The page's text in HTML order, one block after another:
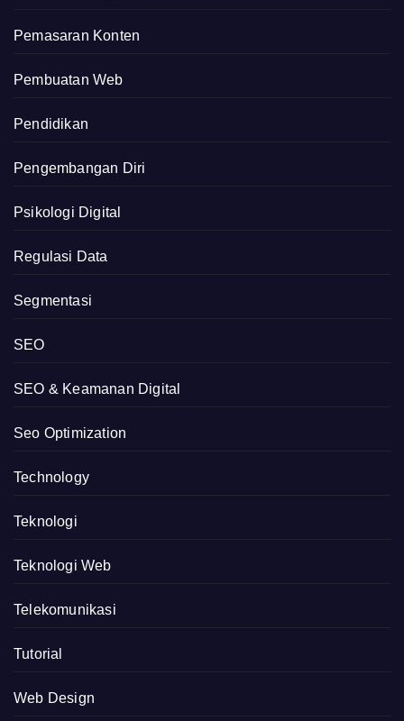
Pemasaran Konten
Pembuatan Web
Pendidikan
Pengembangan Diri
Psikologi Digital
Regulasi Data
Segmentasi
SEO
SEO & Keamanan Digital
Seo Optimization
Technology
Teknologi
Teknologi Web
Telekomunikasi
Tutorial
Web Design